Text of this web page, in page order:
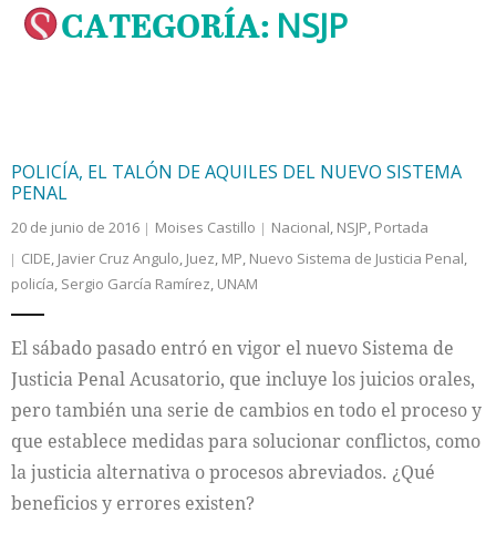
Colaboradores
Internacional
Cultura
CATEGORÍA: NSJP
POLICÍA, EL TALÓN DE AQUILES DEL NUEVO SISTEMA
PENAL
20 de junio de 2016 Moises Castillo Nacional, NSJP, Portada
CIDE, Javier Cruz Angulo, Juez, MP, Nuevo Sistema de Justicia Penal,
policía, Sergio García Ramírez, UNAM
El sábado pasado entró en vigor el nuevo Sistema de
Justicia Penal Acusatorio, que incluye los juicios orales,
pero también una serie de cambios en todo el proceso y
que establece medidas para solucionar conflictos, como
la justicia alternativa o procesos abreviados. ¿Qué
beneficios y errores existen?